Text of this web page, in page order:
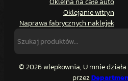
Oklejanie witryn
Naprawa fabrycznych naklejek
© 2026 wlepkownia, U mnie
przez